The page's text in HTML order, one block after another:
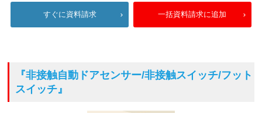
すぐに資料請求 一括資料請求に追加
『非接触自動ドアセンサー/非接触スイッチ/フット
スイッチ』